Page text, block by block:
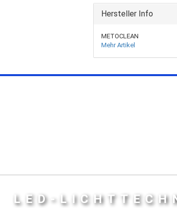
Hersteller Info
METOCLEAN
Mehr Artikel
LED-